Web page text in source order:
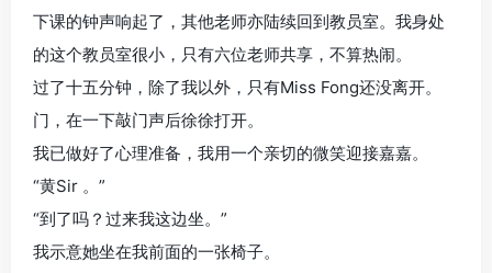
下课的钟声响起了，其他老师亦陆续回到教员室。我身处
的这个教员室很小，只有六位老师共享，不算热闹。
过了十五分钟，除了我以外，只有Miss Fong还没离开。
门，在一下敲门声后徐徐打开。
我已做好了心理准备，我用一个亲切的微笑迎接嘉嘉。
“黄Sir 。”
“到了吗？过来我这边坐。”
我示意她坐在我前面的一张椅子。